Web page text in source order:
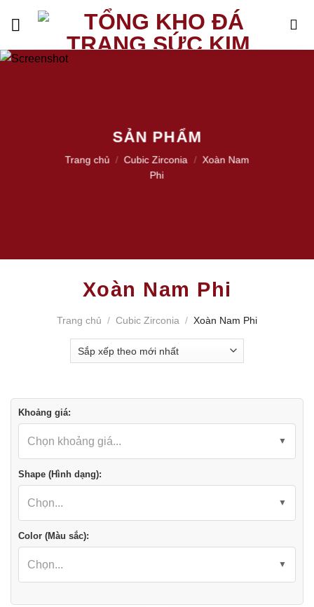
SẢN PHẨM
Trang chủ / Cubic Zirconia / Xoàn Nam
Phi
Xoàn Nam Phi
Trang chủ / Cubic Zirconia / Xoàn Nam Phi
Khoảng giá:
Chọn khoảng giá...
Shape (Hình dạng):
Chọn...
Color (Màu sắc):
Chọn...